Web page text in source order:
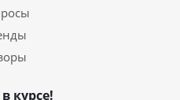
курсе!